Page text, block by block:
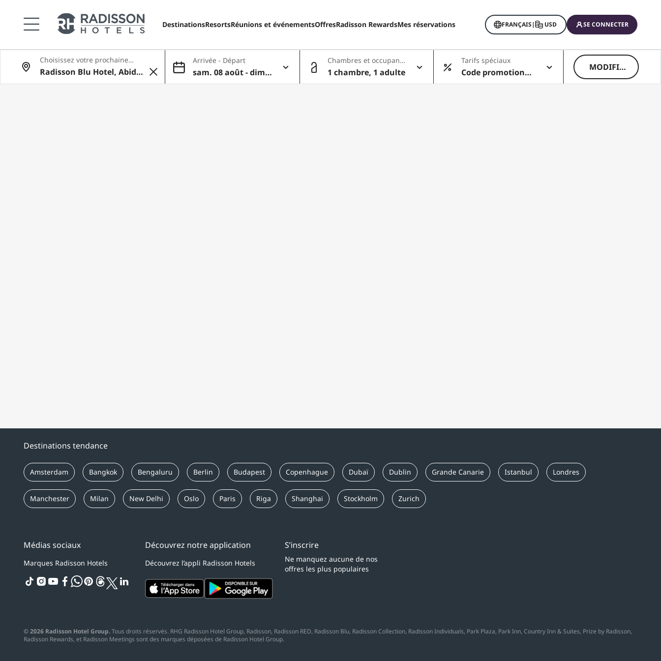
DestinationsResortsRéunions et événementsOffresRadisson RewardsMes réservations FRANÇAIS| USD SE CONNECTER
Choisissez votre prochaine
aventure
Arrivée - Départ
sam. 08 août - dim.
09 août
Chambres et occupant
s
1 chambre, 1 adulte
Tarifs spéciaux
Code promotionne
l
MODIFIE
R
Destinations tendance
Amsterdam Bangkok Bengaluru Berlin Budapest Copenhague Dubaï Dublin Grande Canarie Istanbul Londres
Manchester Milan New Delhi Oslo Paris Riga Shanghai Stockholm Zurich
Médias sociaux
Marques Radisson Hotels
tiktokinstagram
youtube
facebook
whatsapp
pinterest
threads
twitterlinkedin
Découvrez notre application
Découvrez l’appli Radisson Hotels
S’inscrire
Ne manquez aucune de nos
offres les plus populaires
© 2026 Radisson Hotel Group.Tous droits réservés. RHG Radisson Hotel Group, Radisson, Radisson RED, Radisson Blu, Radisson Collection, Radisson Individuals, Park Plaza, Park Inn, Country Inn & Suites, Prize by Radisson,
Radisson Rewards, et Radisson Meetings sont des marques déposées de Radisson Hotel Group.